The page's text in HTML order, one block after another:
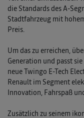
die Standards des A-
Stadtfahrzeug mit
Preis.
Um das zu erreichen,
Generation und passt
neue Twingo E-Tech
Renault im Segment
Innovation, Fahrspaß
Zusätzlich zu seinem